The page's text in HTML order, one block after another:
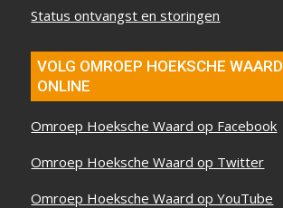
Status ontvangst en storingen
VOLG OMROEP HOEKSCHE WAARD
ONLINE
Omroep Hoeksche Waard op Facebook
Omroep Hoeksche Waard op Twitter
Omroep Hoeksche Waard op YouTube